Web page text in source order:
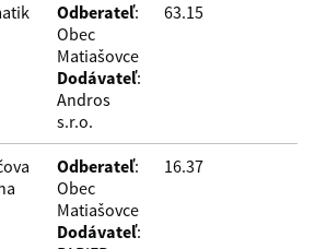
Odberateľ:
Obec
Matiašovce
Dodávateľ:
Andros
s.r.o.
63.15
Odberateľ:
Obec
Matiašovce
Dodávateľ:
16.37